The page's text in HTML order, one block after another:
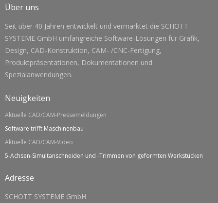
Über uns
Seit über 40 Jahren entwickelt und vermarktet die SCHOTT
SYSTEME GmbH umfangreiche Software-Lösungen für Grafik,
Design, CAD-Konstruktion, CAM- /CNC-Fertigung,
Produktpräsentationen, Dokumentationen und
Spezialanwendungen.
Neuigkeiten
Aktuelle CAD/CAM-Pressemeldungen
Software trifft Maschinenbau
Aktuelle CAD/CAM-Video
5-Achsen-Simultanschneiden und -Trimmen von geformten Werkstücken
Adresse
SCHOTT SYSTEME GmbH